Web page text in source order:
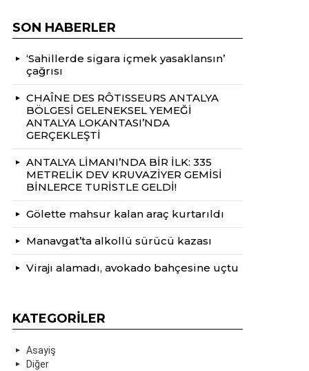
SON HABERLER
‘Sahillerde sigara içmek yasaklansın’
çağrısı
CHAÎNE DES RÔTISSEURS ANTALYA
BÖLGESİ GELENEKSEL YEMEĞİ
ANTALYA LOKANTASI’NDA
GERÇEKLEŞTİ
ANTALYA LİMANI’NDA BİR İLK: 335
METRELİK DEV KRUVAZİYER GEMİSİ
BİNLERCE TURİSTLE GELDİ!
Gölette mahsur kalan araç kurtarıldı
Manavgat’ta alkollü sürücü kazası
Virajı alamadı, avokado bahçesine uçtu
KATEGORILER
Asayiş
Diğer